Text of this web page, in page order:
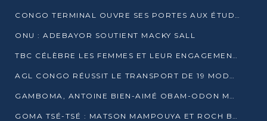
CONGO TERMINAL OUVRE SES PORTES AUX ÉTUDIANTS EN TRANSPORT ET LOGISTIQUE
ONU : ADEBAYOR SOUTIENT MACKY SALL
TBC CÉLÈBRE LES FEMMES ET LEUR ENGAGEMENT À L’OCCASION DU 8 MARS
AGL CONGO RÉUSSIT LE TRANSPORT DE 19 MODULES HORS GABARIT ENTRE POINTE-NOIRE ET BRAZZAVILLE
GAMBOMA, ANTOINE BIEN-AIMÉ OBAM-ODON MOBILISE LES 32 148 ÉLECTEURS EN FAVEUR DE DENIS SASSOU NGUESSO
GOMA TSÉ-TSÉ : MATSON MAMPOUYA ET ROCH BREDIN BISSALA NKOUNKOU EN CAMPAGNE DE PROXIMITÉ